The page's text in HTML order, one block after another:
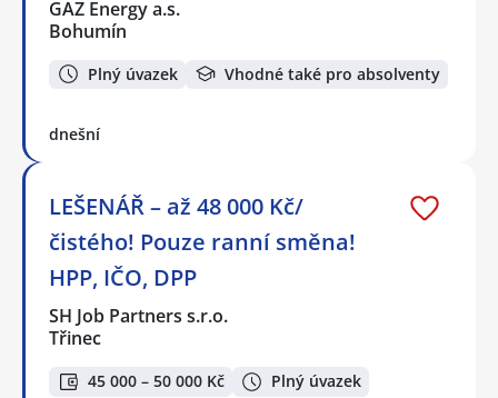
GAZ Energy a.s.
Bohumín
Plný úvazek Vhodné také pro absolventy
dnešní
LEŠENÁŘ – až 48 000 Kč/
čistého! Pouze ranní směna!
HPP, IČO, DPP
SH Job Partners s.r.o.
Třinec
45 000 – 50 000 Kč Plný úvazek